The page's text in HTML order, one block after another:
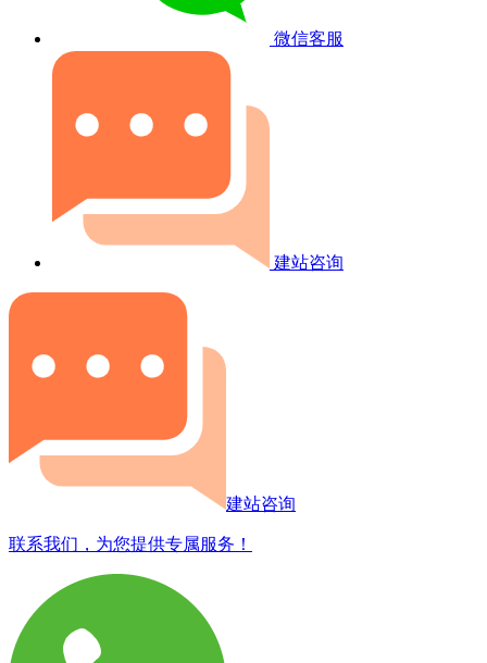
微信客服
建站咨询
建站咨询
联系我们，为您提供专属服务！